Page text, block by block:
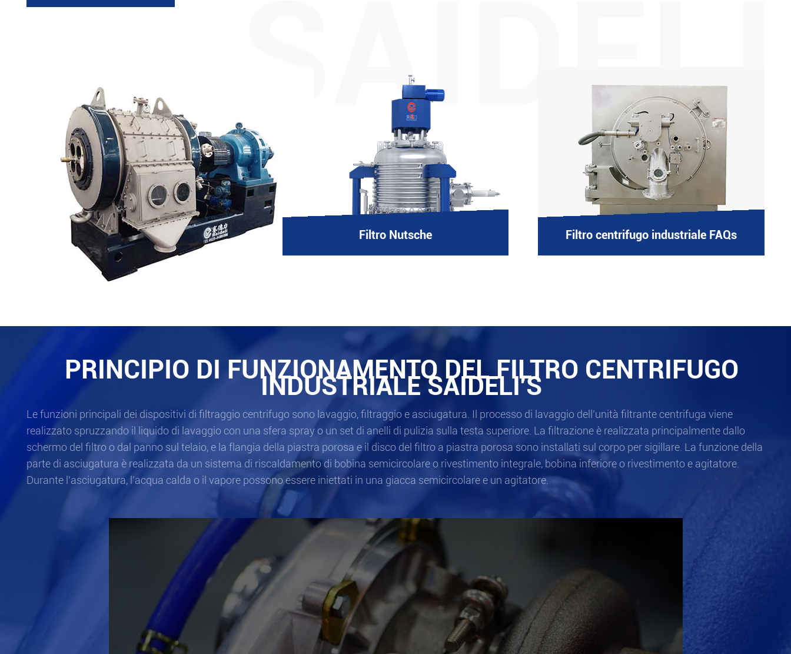
Filtro Nutsche Filtro centrifugo industriale FAQs
PRINCIPIO DI FUNZIONAMENTO DEL FILTRO CENTRIFUGO
INDUSTRIALE SAIDELI'S
Le funzioni principali dei dispositivi di filtraggio centrifugo sono lavaggio, filtraggio e asciugatura. Il processo di lavaggio dell'unità filtrante centrifuga viene
realizzato spruzzando il liquido di lavaggio con una sfera spray o un set di anelli di pulizia sulla testa superiore. La filtrazione è realizzata principalmente dallo
schermo del filtro o dal panno sul telaio, e la flangia della piastra porosa e il disco del filtro a piastra porosa sono installati sul corpo per sigillare. La funzione della
parte di asciugatura è realizzata da un sistema di riscaldamento di bobina semicircolare o rivestimento integrale, bobina inferiore o rivestimento e agitatore.
Durante l'asciugatura, l'acqua calda o il vapore possono essere iniettati in una giacca semicircolare e un agitatore.